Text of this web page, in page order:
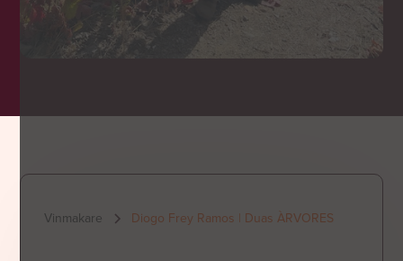
Vinmakare Diogo Frey Ramos | Duas ÀRVORES